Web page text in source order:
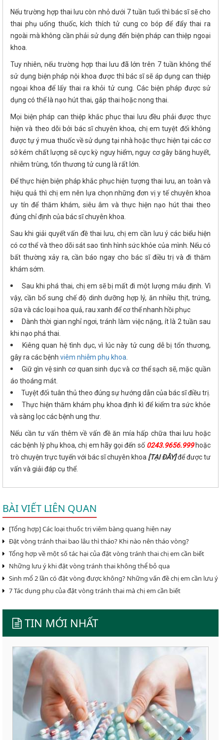
Nếu trường hợp thai lưu còn nhỏ dưới 7 tuần tuổi thì bác sĩ sẽ cho
thai phụ uống thuốc, kích thích tử cung co bóp để đẩy thai ra
ngoài mà không cần phải sử dụng đến biện pháp can thiệp ngoại
khoa.
Tuy nhiên, nếu trường hợp thai lưu đã lớn trên 7 tuần không thể
sử dụng biện pháp nội khoa được thì bác sĩ sẽ áp dụng can thiệp
ngoại khoa để lấy thai ra khỏi tử cung. Các biện pháp được sử
dụng có thể là nạo hút thai, gắp thai hoặc nong thai.
Mọi biện pháp can thiệp khắc phục thai lưu đều phải được thực
hiện và theo dõi bởi bác sĩ chuyên khoa, chị em tuyệt đối không
được tự ý mua thuốc về sử dụng tại nhà hoặc thực hiện tại các cơ
sở kém chất lượng sẽ cực kỳ nguy hiểm, nguy cơ gây băng huyết,
nhiễm trùng, tổn thương tử cung là rất lớn.
Để thực hiện biện pháp khắc phục hiện tượng thai lưu, an toàn và
hiệu quả thì chị em nên lựa chọn những đơn vị y tế chuyên khoa
uy tín để thăm khám, siêu âm và thực hiện nạo hút thai theo
đúng chỉ định của bác sĩ chuyên khoa.
Sau khi giải quyết vấn đề thai lưu, chị em cần lưu ý các biểu hiện
có cơ thể và theo dõi sát sao tình hình sức khỏe của mình. Nếu có
bất thường xảy ra, cần báo ngay cho bác sĩ điều trị và đi thăm
khám sớm.
Sau khi phá thai, chị em sẽ bị mất đi một lượng máu định. Vì
vậy, cần bổ sung chế độ dinh dưỡng hợp lý, ăn nhiều thịt, trứng,
sữa và các loại hoa quả, rau xanh để cơ thể nhanh hồi phục
Dành thời gian nghỉ ngơi, tránh làm việc nặng, ít là 2 tuần sau
khi nạo phá thai.
Kiêng quan hệ tình dục, vì lúc này tử cung dễ bị tổn thương,
gây ra các bệnh viêm nhiễm phụ khoa.
Giữ gìn vệ sinh cơ quan sinh dục và cơ thể sạch sẽ, mặc quần
áo thoáng mát.
Tuyệt đối tuân thủ theo đúng sự hướng dẫn của bác sĩ điều trị.
Thực hiện thăm khám phụ khoa định kì để kiểm tra sức khỏe
và sàng lọc các bệnh ung thư.
Nếu cần tư vấn thêm về vấn đề ăn mía hấp chữa thai lưu hoặc
các bệnh lý phụ khoa, chị em hãy gọi đến số 0243.9656.999hoặc
trò chuyện trực tuyến với bác sĩ chuyên khoa [TẠI ĐÂY]để được tư
vấn và giải đáp cụ thể.
BÀI VIẾT LIÊN QUAN
[Tổng hợp] Các loại thuốc trị viêm bàng quang hiện nay
Đặt vòng tránh thai bao lâu thì tháo? Khi nào nên tháo vòng?
Tổng hợp về một số tác hại của đặt vòng tránh thai chị em cần biết
Những lưu ý khi đặt vòng tránh thai không thể bỏ qua
Sinh mổ 2 lần có đặt vòng được không? Những vấn đề chị em cần lưu ý
7 Tác dụng phụ của đặt vòng tránh thai mà chị em cần biết
TIN MỚI NHẤT